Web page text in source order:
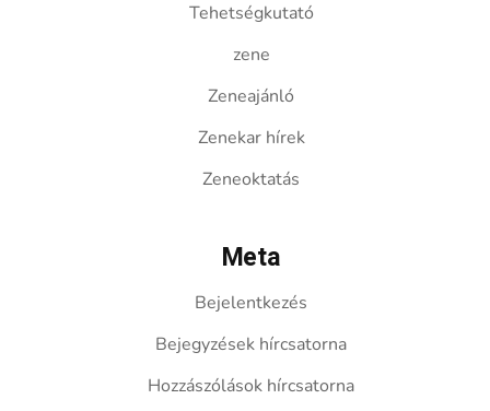
Tehetségkutató
zene
Zeneajánló
Zenekar hírek
Zeneoktatás
Meta
Bejelentkezés
Bejegyzések hírcsatorna
Hozzászólások hírcsatorna